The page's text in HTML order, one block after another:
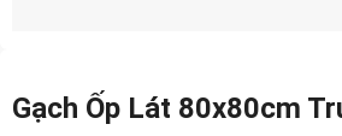
Gạch Ốp Lát 80x80cm